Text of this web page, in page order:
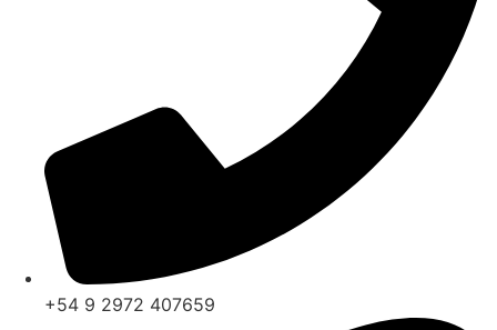
+54 9 2972 407659‬